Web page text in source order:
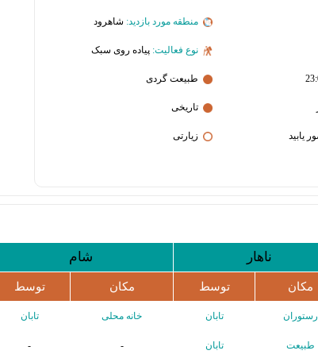
منطقه مورد بازدید: شاهرود
نوع فعالیت: پیاده روی سبک
طبیعت گردی
تاریخی
زیارتی
ناهار شام
مکان توسط مکان توسط
رستوران تابان خانه محلی تابان
طبیعت تابان -
-